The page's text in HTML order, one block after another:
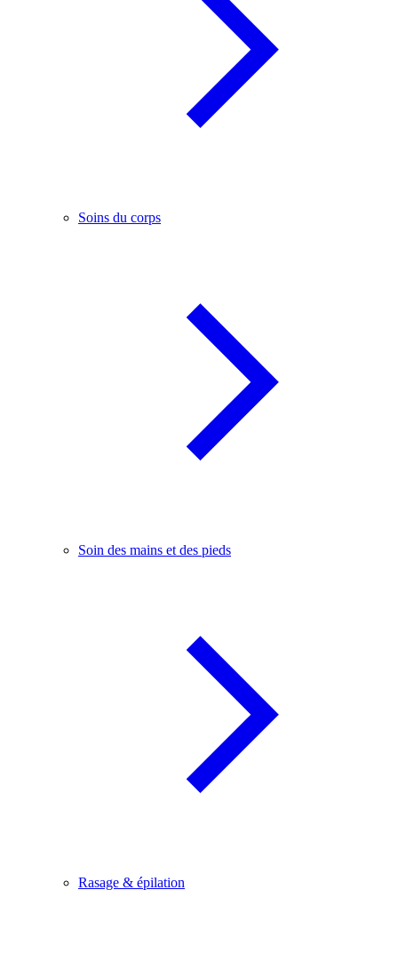
Soins du corps
Soin des mains et des pieds
Rasage & épilation